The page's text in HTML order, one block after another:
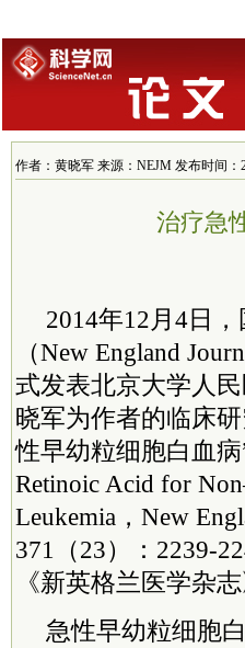
作者：黄晓军 来源：NEJM 发布时间：
治疗急
2014年12月4日
（New England
式发表北京大学人
晓军为作者的临床
性早幼粒细胞白血病
Retinoic Acid for
Leukemia，New
371（23）：2239-
《新英格兰医学杂
急性早幼粒细胞